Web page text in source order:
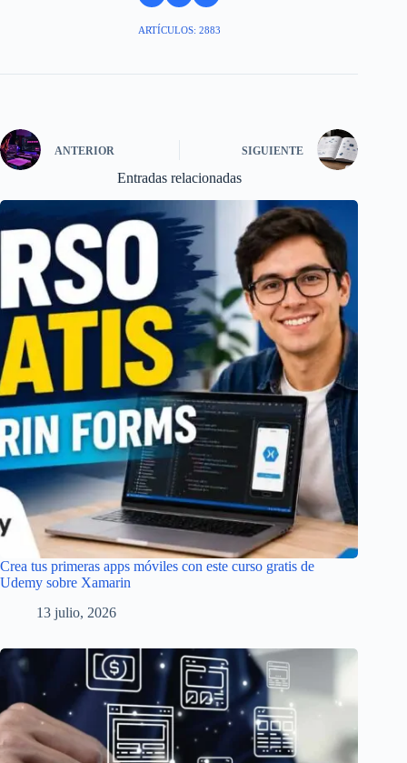
ARTÍCULOS: 2883
ANTERIOR SIGUIENTE
Entradas relacionadas
Crea tus primeras apps móviles con este curso gratis de
Udemy sobre Xamarin
13 julio, 2026